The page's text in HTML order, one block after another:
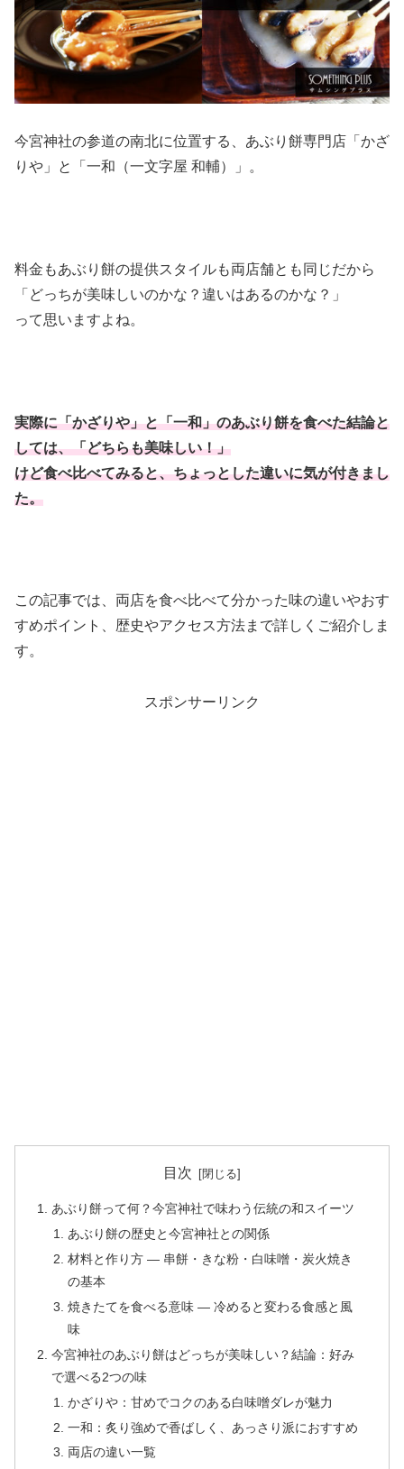
今宮神社の参道の南北に位置する、あぶり餅専門店「かざ
りや」と「一和（一文字屋 和輔）」。
料金もあぶり餅の提供スタイルも両店舗とも同じだから
「どっちが美味しいのかな？違いはあるのかな？」
って思いますよね。
実際に「かざりや」と「一和」のあぶり餅を食べた結論と
しては、「どちらも美味しい！」
けど食べ比べてみると、ちょっとした違いに気が付きまし
た。
この記事では、両店を食べ比べて分かった味の違いやおす
すめポイント、歴史やアクセス方法まで詳しくご紹介しま
す。
スポンサーリンク
目次
あぶり餅って何？今宮神社で味わう伝統の和スイーツ
あぶり餅の歴史と今宮神社との関係
材料と作り方 — 串餅・きな粉・白味噌・炭火焼き
の基本
焼きたてを食べる意味 — 冷めると変わる食感と風
味
今宮神社のあぶり餅はどっちが美味しい？結論：好み
で選べる2つの味
かざりや：甘めでコクのある白味噌ダレが魅力
一和：炙り強めで香ばしく、あっさり派におすすめ
両店の違い一覧